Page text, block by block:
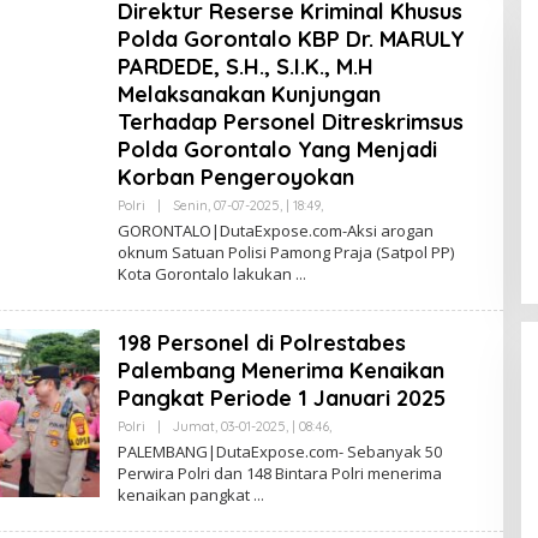
Direktur Reserse Kriminal Khusus
Polda Gorontalo KBP Dr. MARULY
PARDEDE, S.H., S.I.K., M.H
Melaksanakan Kunjungan
Terhadap Personel Ditreskrimsus
Polda Gorontalo Yang Menjadi
Korban Pengeroyokan
Polri Senin, 07-07-2025, | 18:49,O
E
H
F
U
L
A
H
L
B
A
GORONTALO|DutaExpose.com-Aksi arogan
oknum Satuan Polisi Pamong Praja (Satpol PP)
Kota Gorontalo lakukan
198 Personel di Polrestabes
Palembang Menerima Kenaikan
Pangkat Periode 1 Januari 2025
Polri Jumat, 03-01-2025, | 08:46,O
E
H
F
PALEMBANG|DutaExpose.com- Sebanyak 50
Perwira Polri dan 148 Bintara Polri menerima
kenaikan pangkat
DPW PAN Sumsel Segera
Laksanakan Musyawarah Wilayah
2025
Di Politik | Sabtu, 15-03-2025, | 17:12,